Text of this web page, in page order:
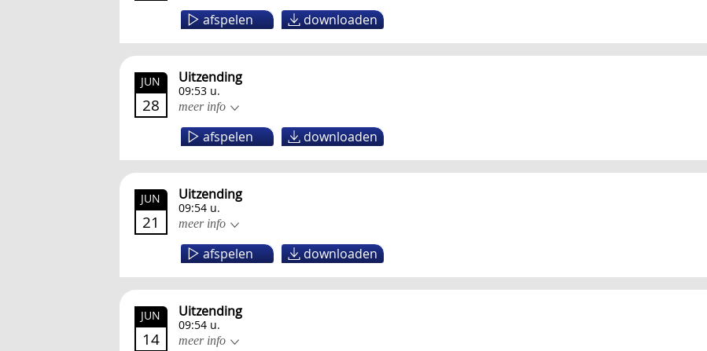
afspelen downloaden
JUN
28
Uitzending
09:53 u.
meer info
afspelen downloaden
JUN
21
Uitzending
09:54 u.
meer info
afspelen downloaden
JUN
14
Uitzending
09:54 u.
meer info